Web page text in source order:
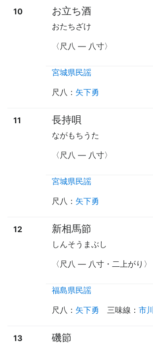
10 お立ち酒
おたちざけ
〈尺八 — 八寸〉
宮城県民謡
尺八 ： 矢下勇
11 長持唄
ながもちうた
〈尺八 — 八寸〉
宮城県民謡
尺八 ： 矢下勇
12 新相馬節
しんそうまぶし
〈尺八 — 八寸・二上がり〉
福島県民謡
尺八 ： 矢下勇 三味線 ： 市
13 磯節